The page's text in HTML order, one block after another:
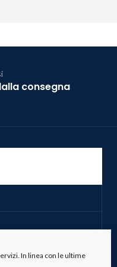
In linea con le ultime
consegna